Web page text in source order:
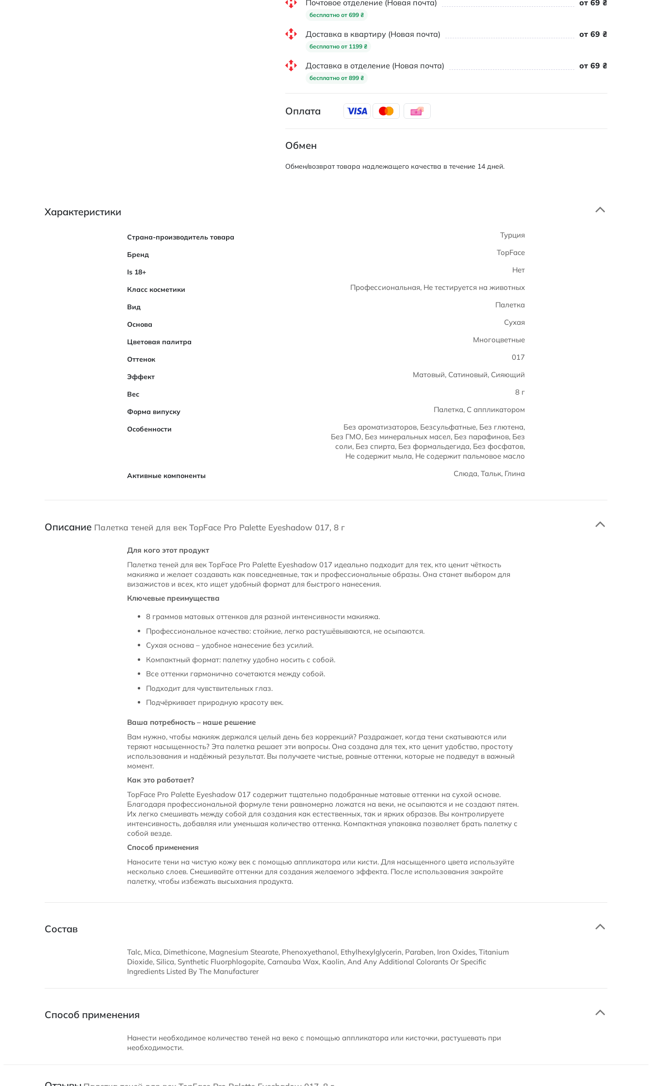
Почтовое отделение (Новая почта)
бесплатно от 699 ₴
от 69 ₴
Доставка в квартиру (Новая почта)
бесплатно от 1199 ₴
от 69 ₴
Доставка в отделение (Новая почта)
бесплатно от 899 ₴
от 69 ₴
Оплата
Обмен
Обмен/возврат товара надлежащего качества в течение 14 дней.
Характеристики
Характеристики
Страна-производитель товара Турция
Бренд TopFace
Is 18+ Нет
Класс косметики Профессиональная, Не тестируется на животных
Вид Палетка
Основа Сухая
Цветовая палитра Многоцветные
Оттенок 017
Эффект Матовый, Сатиновый, Сияющий
Вес 8 г
Форма випуску Палетка, С аппликатором
Особенности
Без ароматизаторов, Безсульфатные, Без глютена,
Без ГМО, Без минеральных масел, Без парафинов, Без
соли, Без спирта, Без формальдегида, Без фосфатов,
Не содержит мыла, Не содержит пальмовое масло
Активные компоненты Слюда, Тальк, Глина
Описание Палетка теней для век TopFace Pro Palette Eyeshadow 017, 8 г
Для кого этот продукт
Палетка теней для век TopFace Pro Palette Eyeshadow 017 идеально подходит для тех, кто ценит чёткость
макияжа и желает создавать как повседневные, так и профессиональные образы. Она станет выбором для
визажистов и всех, кто ищет удобный формат для быстрого нанесения.
Ключевые преимущества
8 граммов матовых оттенков для разной интенсивности макияжа.
Профессиональное качество: стойкие, легко растушёвываются, не осыпаются.
Сухая основа – удобное нанесение без усилий.
Компактный формат: палетку удобно носить с собой.
Все оттенки гармонично сочетаются между собой.
Подходит для чувствительных глаз.
Подчёркивает природную красоту век.
Ваша потребность – наше решение
Вам нужно, чтобы макияж держался целый день без коррекций? Раздражает, когда тени скатываются или
теряют насыщенность? Эта палетка решает эти вопросы. Она создана для тех, кто ценит удобство, простоту
использования и надёжный результат. Вы получаете чистые, ровные оттенки, которые не подведут в важный
момент.
Как это работает?
TopFace Pro Palette Eyeshadow 017 содержит тщательно подобранные матовые оттенки на сухой основе.
Благодаря профессиональной формуле тени равномерно ложатся на веки, не осыпаются и не создают пятен.
Их легко смешивать между собой для создания как естественных, так и ярких образов. Вы контролируете
интенсивность, добавляя или уменьшая количество оттенка. Компактная упаковка позволяет брать палетку с
собой везде.
Способ применения
Наносите тени на чистую кожу век с помощью аппликатора или кисти. Для насыщенного цвета используйте
несколько слоев. Смешивайте оттенки для создания желаемого эффекта. После использования закройте
палетку, чтобы избежать высыхания продукта.
Состав
Talc, Mica, Dimethicone, Magnesium Stearate, Phenoxyethanol, Ethylhexylglycerin, Paraben, Iron Oxides, Titanium
Dioxide, Silica, Synthetic Fluorphlogopite, Carnauba Wax, Kaolin, And Any Additional Colorants Or Specific
Ingredients Listed By The Manufacturer
Способ применения
Нанести необходимое количество теней на веко с помощью аппликатора или кисточки, растушевать при
необходимости.